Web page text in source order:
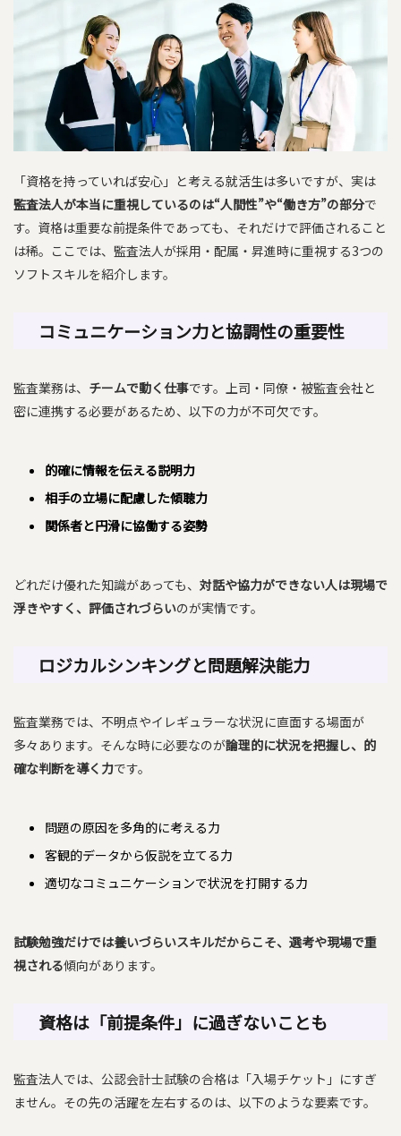
「資格を持っていれば安心」と考える就活生は多いですが、実は
監査法人が本当に重視しているのは“人間性”や“働き方”の部分で
す。資格は重要な前提条件であっても、それだけで評価されること
は稀。ここでは、監査法人が採用・配属・昇進時に重視する3つの
ソフトスキルを紹介します。
コミュニケーション力と協調性の重要性
監査業務は、 チームで動く仕事です。上司・同僚・被監査会社と
密に連携する必要があるため、以下の力が不可欠です。
的確に情報を伝える説明力
相手の立場に配慮した傾聴力
関係者と円滑に協働する姿勢
どれだけ優れた知識があっても、 対話や協力ができない人は現場で
浮きやすく、評価されづらいのが実情です。
ロジカルシンキングと問題解決能力
監査業務では、不明点やイレギュラーな状況に直面する場面が
多々あります。そんな時に必要なのが論理的に状況を把握し、的
確な判断を導く力です。
問題の原因を多角的に考える力
客観的データから仮説を立てる力
適切なコミュニケーションで状況を打開する力
試験勉強だけでは養いづらいスキルだからこそ、選考や現場で重
視される傾向があります。
資格は「前提条件」に過ぎないことも
監査法人では、公認会計士試験の合格は「入場チケット」にすぎ
ません。その先の活躍を左右するのは、以下のような要素です。